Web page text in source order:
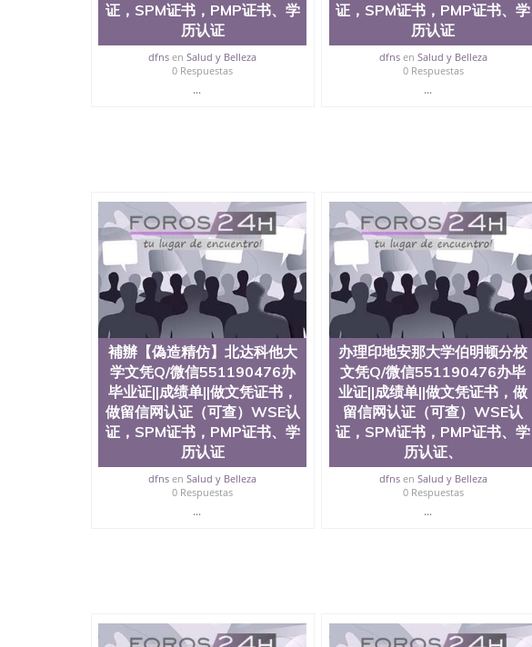
证，SPM证书，PMP证书、学
历认证
dfns enSalud y Belleza
0 Respuestas
...
证，SPM证书，PMP证书、学
历认证
dfnsen Salud y Belleza
0 Respuestas
...
補辦【偽造精仿】北达科他大
学文凭Q/微信551190476办
毕业证||成绩单||做文凭证书，
做留信网认证（可查）WSE认
证，SPM证书，PMP证书、学
历认证
dfns enSalud y Belleza
0 Respuestas
...
办理印地安那大学伯明顿分校
文凭Q/微信551190476办毕
业证||成绩单||做文凭证书，做
留信网认证（可查）WSE认
证，SPM证书，PMP证书、学
历认证、
dfnsen Salud y Belleza
0 Respuestas
...